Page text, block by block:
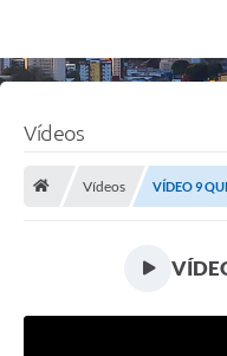
Vídeos
Vídeos VÍDEO 9